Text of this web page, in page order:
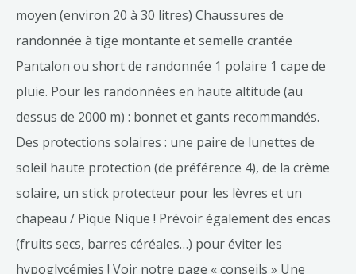
moyen (environ 20 à 30 litres) Chaussures de
randonnée à tige montante et semelle crantée
Pantalon ou short de randonnée 1 polaire 1 cape de
pluie. Pour les randonnées en haute altitude (au
dessus de 2000 m) : bonnet et gants recommandés.
Des protections solaires : une paire de lunettes de
soleil haute protection (de préférence 4), de la crème
solaire, un stick protecteur pour les lèvres et un
chapeau / Pique Nique ! Prévoir également des encas
(fruits secs, barres céréales…) pour éviter les
hypoglycémies ! Voir notre page « conseils » Une